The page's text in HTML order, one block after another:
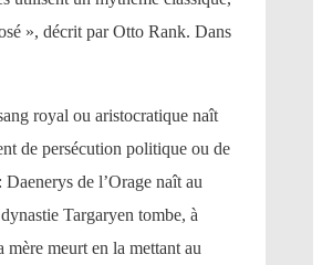
», décrit par Otto Rank. Dans
royal ou aristocratique naît
de persécution politique ou de
Daenerys de l’Orage naît au
Targaryen tombe, à
mère meurt en la mettant au